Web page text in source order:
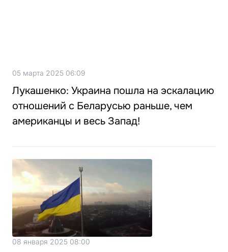
05 марта 2025 06:09
Лукашенко: Украина пошла на эскалацию
отношений с Беларусью раньше, чем
американцы и весь Запад!
08 января 2025 08:00